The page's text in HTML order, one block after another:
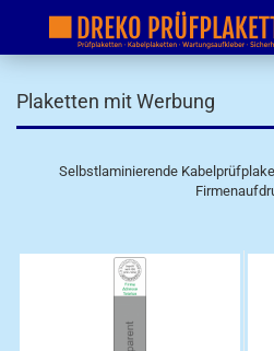
Plaketten mit Werbung
Selbstlaminierende